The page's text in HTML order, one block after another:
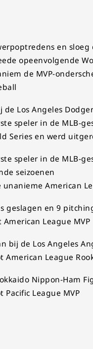
en
opeenvolgende
de MVP-
de Los Angeles
speler in de MLB-
Series en werd
speler in de MLB-
seizoenen
unanieme American
geslagen en 9
League MVP
bij de Los Angeles
American League
Nippon-Ham
Pacific League MVP